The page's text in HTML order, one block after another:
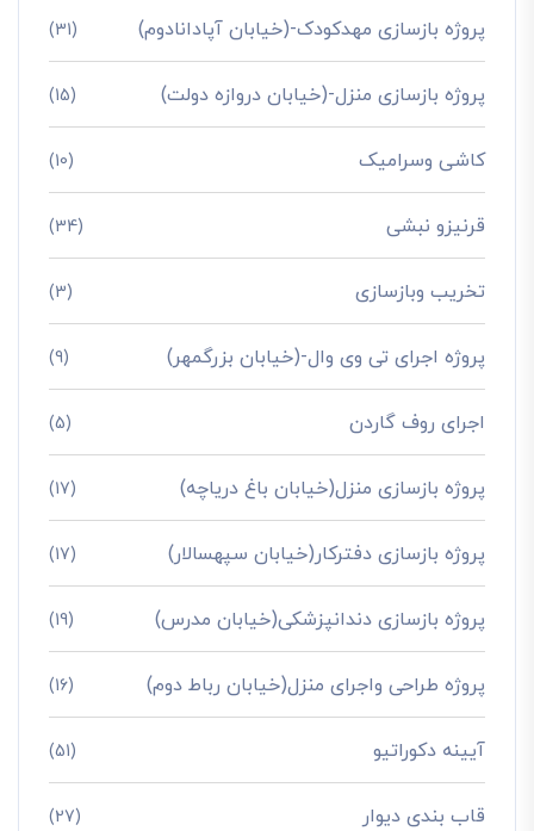
پروژه بازسازی مهدکودک-(خیابان آپادانادوم) (31)
پروژه بازسازی منزل-(خیابان دروازه دولت) (15)
کاشی وسرامیک (10)
قرنیزو نبشی (34)
تخریب وبازسازی (3)
پروژه اجرای تی وی وال-(خیابان بزرگمهر) (9)
اجرای روف گاردن (5)
پروژه بازسازی منزل(خیابان باغ دریاچه) (17)
پروژه بازسازی دفترکار(خیابان سپهسالار) (17)
پروژه بازسازی دندانپزشکی(خیابان مدرس) (19)
پروژه طراحی واجرای منزل(خیابان رباط دوم) (16)
آیینه دکوراتیو (51)
قاب بندی دیوار (27)